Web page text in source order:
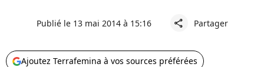
Publié le 13 mai 2014 à 15:16 share Partager
Ajoutez Terrafemina à vos sources préférées